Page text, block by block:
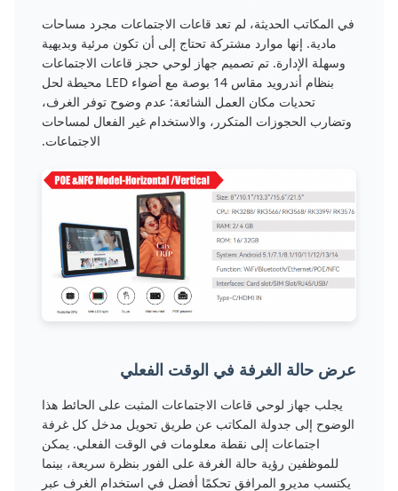
في المكاتب الحديثة، لم تعد قاعات الاجتماعات مجرد مساحات
مادية. إنها موارد مشتركة تحتاج إلى أن تكون مرئية وبديهية
وسهلة الإدارة. تم تصميم جهاز لوحي حجز قاعات الاجتماعات
بنظام أندرويد مقاس 14 بوصة مع أضواء LED محيطة لحل
تحديات مكان العمل الشائعة: عدم وضوح توفر الغرف،
وتضارب الحجوزات المتكرر، والاستخدام غير الفعال لمساحات
الاجتماعات.
عرض حالة الغرفة في الوقت الفعلي
يجلب جهاز لوحي قاعات الاجتماعات المثبت على الحائط هذا
الوضوح إلى جدولة المكاتب عن طريق تحويل مدخل كل غرفة
اجتماعات إلى نقطة معلومات في الوقت الفعلي. يمكن
للموظفين رؤية حالة الغرفة على الفور بنظرة سريعة، بينما
يكتسب مديرو المرافق تحكمًا أفضل في استخدام الغرف عبر